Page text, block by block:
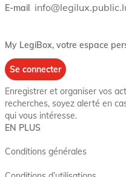
E-mail
My LegiBox, votre espace
Se connecter
Enregistrer et organiser vos
recherches, soyez alerté en
qui vous intéresse.
EN PLUS
Conditions générales